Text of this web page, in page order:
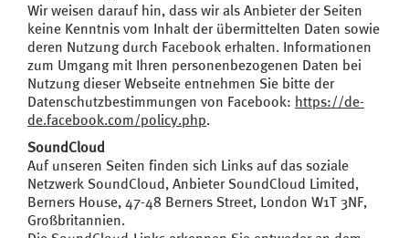
Wir weisen darauf hin, dass wir als Anbieter der Seiten
keine Kenntnis vom Inhalt der übermittelten Daten sowie
deren Nutzung durch Facebook erhalten. Informationen
zum Umgang mit Ihren personenbezogenen Daten bei
Nutzung dieser Webseite entnehmen Sie bitte der
Datenschutzbestimmungen von Facebook: https://de-
de.facebook.com/policy.php.
SoundCloud
Auf unseren Seiten finden sich Links auf das soziale
Netzwerk SoundCloud, Anbieter SoundCloud Limited,
Berners House, 47-48 Berners Street, London W1T 3NF,
Großbritannien.